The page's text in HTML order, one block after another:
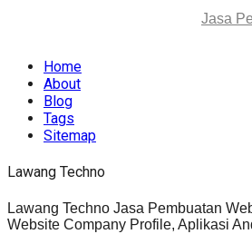
Jasa
Home
About
Blog
Tags
Sitemap
Lawang Techno
Lawang Techno Jasa Pembuatan
Website Company Profile, Aplikasi